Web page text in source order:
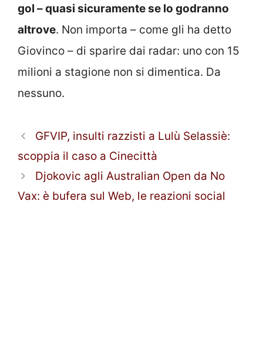
gol – quasi sicuramente se lo godranno
altrove. Non importa – come gli ha detto
Giovinco – di sparire dai radar: uno con 15
milioni a stagione non si dimentica. Da
nessuno.
GFVIP, insulti razzisti a Lulù Selassiè:
scoppia il caso a Cinecittà
Djokovic agli Australian Open da No
Vax: è bufera sul Web, le reazioni social